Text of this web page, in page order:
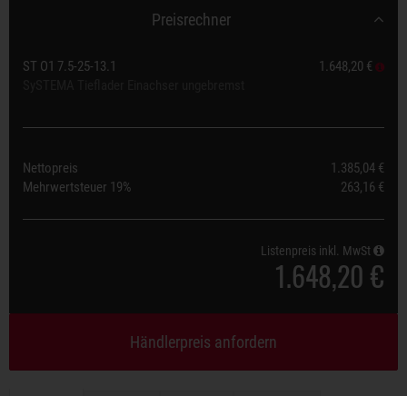
Preisrechner
ST O1 7.5-25-13.1
1.648,20 €
Nettopreis
1.385,04 €
Mehrwertsteuer 19% 263,16 €
Listenpreis inkl. MwSt
1.648,20 €
Händlerpreis anfordern